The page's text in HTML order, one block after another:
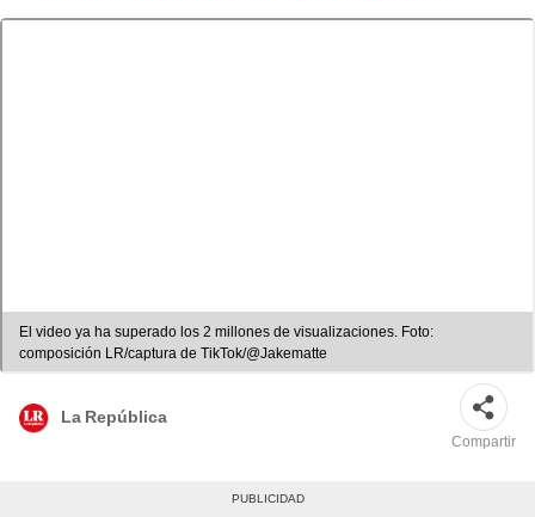
El video ya ha superado los 2 millones de visualizaciones. Foto:
composición LR/captura de TikTok/@Jakematte
La República
Compartir